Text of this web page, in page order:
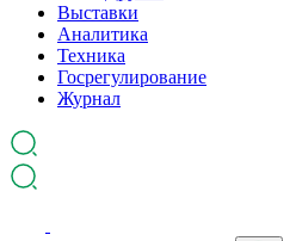
Выставки
Аналитика
Техника
Госрегулирование
Журнал